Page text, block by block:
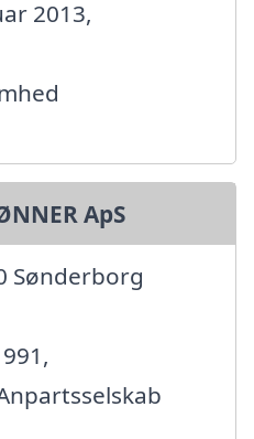
2013,
ApS
Sønderborg